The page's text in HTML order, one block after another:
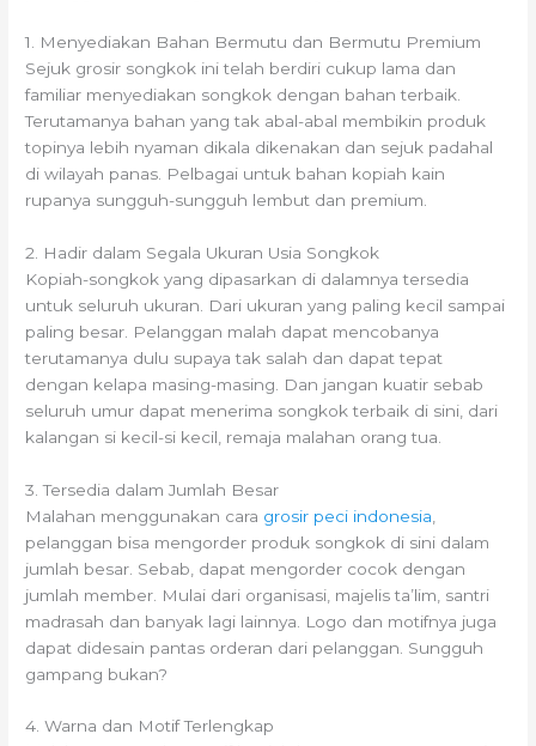
1. Menyediakan Bahan Bermutu dan Bermutu Premium
Sejuk grosir songkok ini telah berdiri cukup lama dan
familiar menyediakan songkok dengan bahan terbaik.
Terutamanya bahan yang tak abal-abal membikin produk
topinya lebih nyaman dikala dikenakan dan sejuk padahal
di wilayah panas. Pelbagai untuk bahan kopiah kain
rupanya sungguh-sungguh lembut dan premium.
2. Hadir dalam Segala Ukuran Usia Songkok
Kopiah-songkok yang dipasarkan di dalamnya tersedia
untuk seluruh ukuran. Dari ukuran yang paling kecil sampai
paling besar. Pelanggan malah dapat mencobanya
terutamanya dulu supaya tak salah dan dapat tepat
dengan kelapa masing-masing. Dan jangan kuatir sebab
seluruh umur dapat menerima songkok terbaik di sini, dari
kalangan si kecil-si kecil, remaja malahan orang tua.
3. Tersedia dalam Jumlah Besar
Malahan menggunakan cara grosir peci indonesia
pelanggan bisa mengorder produk songkok di sini dalam
jumlah besar. Sebab, dapat mengorder cocok dengan
jumlah member. Mulai dari organisasi, majelis ta’lim, santri
madrasah dan banyak lagi lainnya. Logo dan motifnya juga
dapat didesain pantas orderan dari pelanggan. Sungguh
gampang bukan?
4. Warna dan Motif Terlengkap